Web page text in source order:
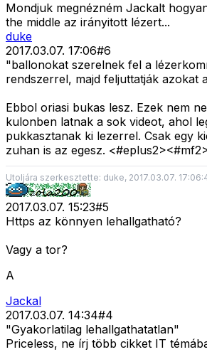
Mondjuk megnézném Jackalt
the middle az irányitott lézert...
duke
2017.03.07. 17:06#6
"ballonokat szerelnek fel a
rendszerrel, majd feljuttatják azokat
Ebbol oriasi bukas lesz. Ezek nem
kulonben latnak a sok videot, ahol
pukkasztanak ki lezerrel. Csak egy
zuhan is az egesz. <#eplus2>
Utoljára szerkesztette: duke, 2017.03.07.
2017.03.07. 15:23#5
Https az könnyen lehallgatható?
Vagy a tor?
A
Jackal
2017.03.07. 14:34#4
"Gyakorlatilag lehallgathatatlan"
Priceless, ne írj több cikket IT